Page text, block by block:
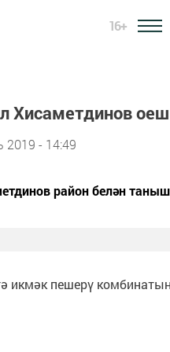
16+
Хисаметдинов
2019 - 14:49
район белән
икмәк пешерү